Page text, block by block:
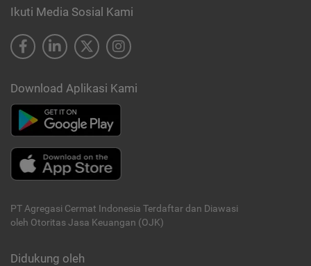
Ikuti Media Sosial Kami
Download Aplikasi Kami
PT Agregasi Cermat Indonesia Terdaftar dan Diawasi
oleh Otoritas Jasa Keuangan (OJK)
Didukung oleh